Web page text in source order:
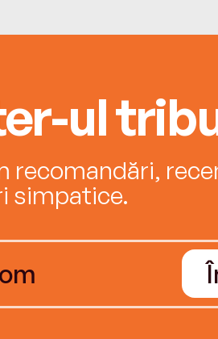
ul
simpatice.